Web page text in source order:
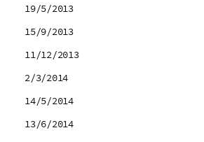
19/5/2013
15/9/2013
11/12/2013
2/3/2014
14/5/2014
13/6/2014